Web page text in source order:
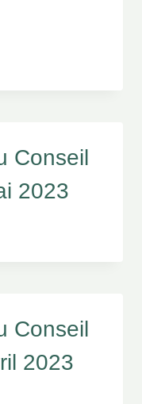
Conseil
2023
Conseil
2023